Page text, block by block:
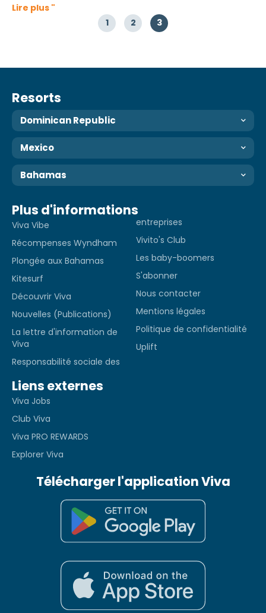
Lire plus "
1
2 3
Resorts
Dominican Republic
Mexico
Bahamas
Plus d'informations
Viva Vibe
Récompenses Wyndham
Plongée aux Bahamas
Kitesurf
Découvrir Viva
Nouvelles (Publications)
La lettre d'information de
Viva
Responsabilité sociale des
entreprises
Vivito's Club
Les baby-boomers
S'abonner
Nous contacter
Mentions légales
Politique de confidentialité
Uplift
Liens externes
Viva Jobs
Club Viva
Viva PRO REWARDS
Explorer Viva
Télécharger l'application Viva